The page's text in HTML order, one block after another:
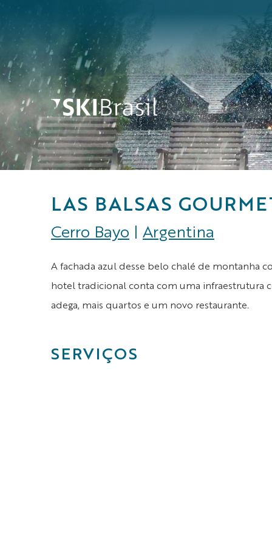
LAS BALSAS
Cerro Bayo Argentina
A fachada azul desse belo chalé de montanha
hotel tradicional conta com uma infraestrutura
adega, mais quartos e um novo restaurante.
SERVIÇOS